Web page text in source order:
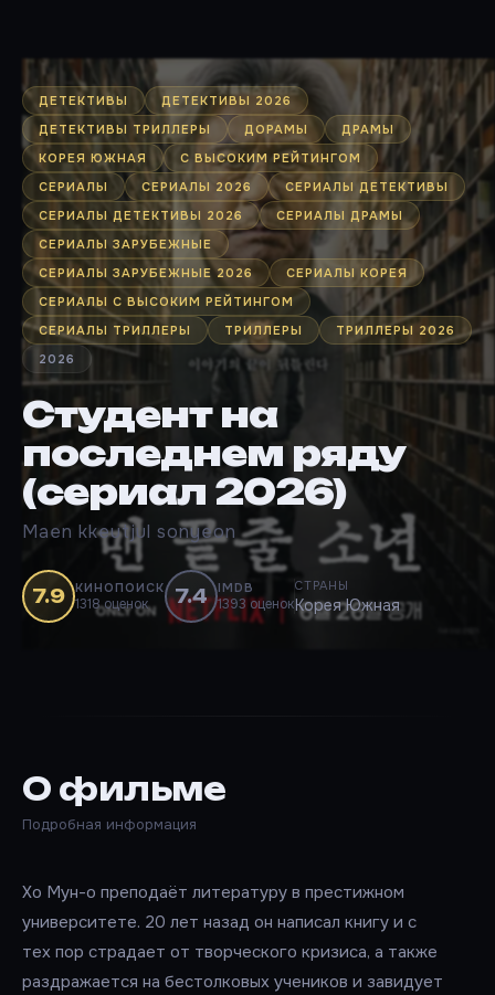
ДЕТЕКТИВЫ
ДЕТЕКТИВЫ 2026
ДЕТЕКТИВЫ ТРИЛЛЕРЫ
ДОРАМЫ
ДРАМЫ
КОРЕЯ ЮЖНАЯ
С ВЫСОКИМ РЕЙТИНГОМ
СЕРИАЛЫ
СЕРИАЛЫ 2026
СЕРИАЛЫ ДЕТЕКТИВЫ
СЕРИАЛЫ ДЕТЕКТИВЫ 2026
СЕРИАЛЫ ДРАМЫ
СЕРИАЛЫ ЗАРУБЕЖНЫЕ
СЕРИАЛЫ ЗАРУБЕЖНЫЕ 2026
СЕРИАЛЫ КОРЕЯ
СЕРИАЛЫ С ВЫСОКИМ РЕЙТИНГОМ
СЕРИАЛЫ ТРИЛЛЕРЫ
ТРИЛЛЕРЫ
ТРИЛЛЕРЫ 2026
2026
Студент на
последнем ряду
(сериал 2026)
Maen kkeutjul sonyeon
7.9 КИНОПОИСК
1318 оценок 7.4 IMDB
1393 оценок
СТРАНЫ
Корея Южная
О фильме
Подробная информация
Хо Мун-о преподаёт литературу в престижном
университете. 20 лет назад он написал книгу и с
тех пор страдает от творческого кризиса, а также
раздражается на бестолковых учеников и завидует